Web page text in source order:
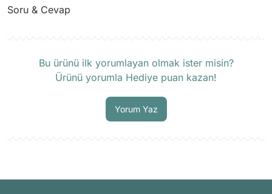
Soru & Cevap
Bu ürünü ilk yorumlayan olmak ister misin?
Ürünü yorumla Hediye puan kazan!
Yorum Yaz